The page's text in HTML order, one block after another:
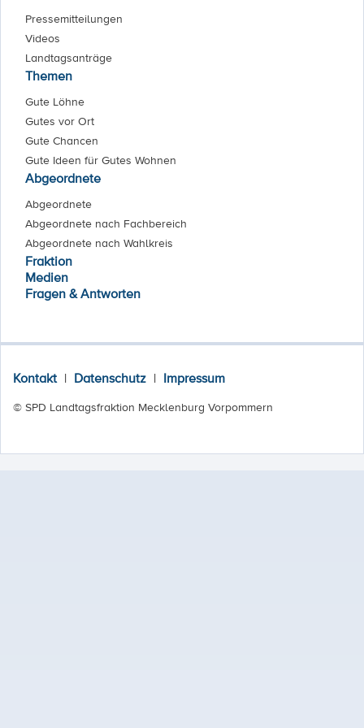
Pressemitteilungen
Videos
Landtagsanträge
Themen
Gute Löhne
Gutes vor Ort
Gute Chancen
Gute Ideen für Gutes Wohnen
Abgeordnete
Abgeordnete
Abgeordnete nach Fachbereich
Abgeordnete nach Wahlkreis
Fraktion
Medien
Fragen & Antworten
Kontakt | Datenschutz | Impressum
© SPD Landtagsfraktion Mecklenburg Vorpommern